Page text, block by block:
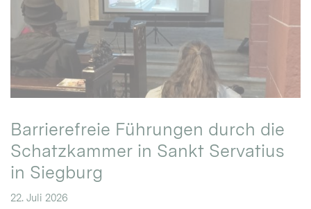
Barrierefreie Führungen durch die
Schatzkammer in Sankt Servatius
in Siegburg
22. Juli 2026